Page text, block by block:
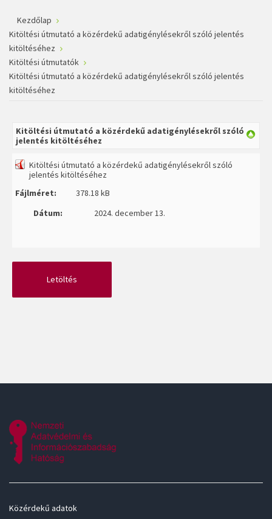
Kezdőlap
Kitöltési útmutató a közérdekű adatigénylésekről szóló jelentés
kitöltéséhez
Kitöltési útmutatók
Kitöltési útmutató a közérdekű adatigénylésekről szóló jelentés
kitöltéséhez
Kitöltési útmutató a közérdekű adatigénylésekről szóló
jelentés kitöltéséhez
Kitöltési útmutató a közérdekű adatigénylésekről szóló
jelentés kitöltéséhez
Fájlméret:
378.18 kB
Dátum:
2024. december 13.
Közérdekű adatok